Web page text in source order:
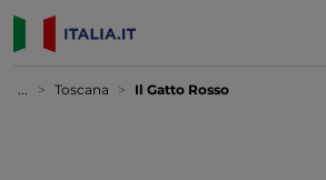
... Toscana Il Gatto Rosso